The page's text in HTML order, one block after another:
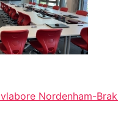
Nordenham-